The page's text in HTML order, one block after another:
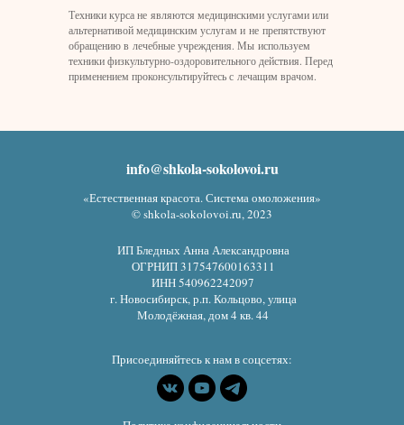
Техники курса не являются медицинскими услугами или
альтернативой медицинским услугам и не препятствуют
обращению в лечебные учреждения. Мы используем
техники физкультурно-оздоровительного действия. Перед
применением проконсультируйтесь с лечащим врачом.
ИП Бледных Анна Александровна
ОГРНИП 317547600163311
ИНН 540962242097
г. Новосибирск, р.п. Кольцово, улица
Молодёжная, дом 4 кв. 44
info@shkola-sokolovoi.ru
«Естественная красота. Система омоложения»
© shkola-sokolovoi.ru, 2023
Присоединяйтесь к нам в соцсетях: